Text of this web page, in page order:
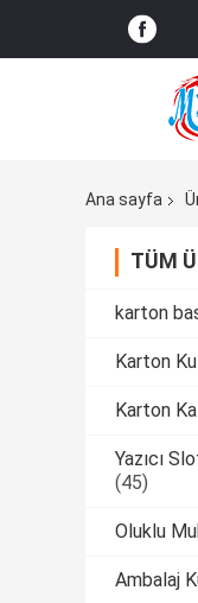
Ana sayfa
TÜM
karton
Karton
Karton
Yazıcı
(45)
Oluklu
Ambalaj